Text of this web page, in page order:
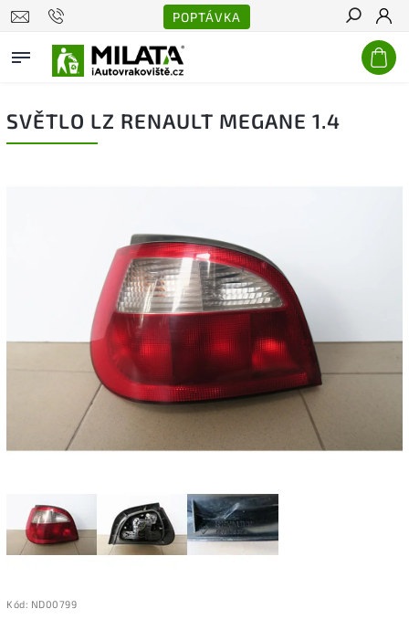
POPTÁVKA
Hledat
SVĚTLO LZ RENAULT MEGANE 1.4
Kód: ND00799